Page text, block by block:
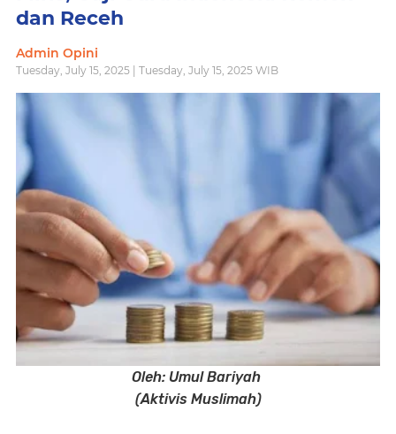
dan Receh
Admin Opini
Tuesday, July 15, 2025 | Tuesday, July 15, 2025 WIB
Oleh: Umul Bariyah
(Aktivis Muslimah)